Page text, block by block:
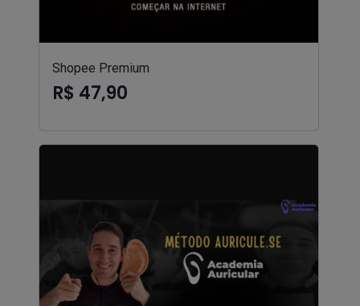
Shopee Premium
R$ 47,90